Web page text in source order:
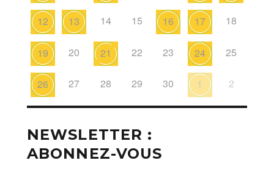
12 13 14 15 16 17 18
19 20 21 22 23 24 25
26 27 28 29 30 1 2
NEWSLETTER :
ABONNEZ-VOUS